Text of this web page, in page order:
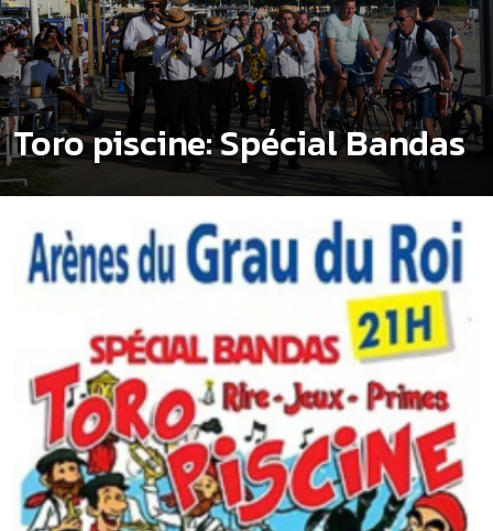
Toro piscine: Spécial Bandas